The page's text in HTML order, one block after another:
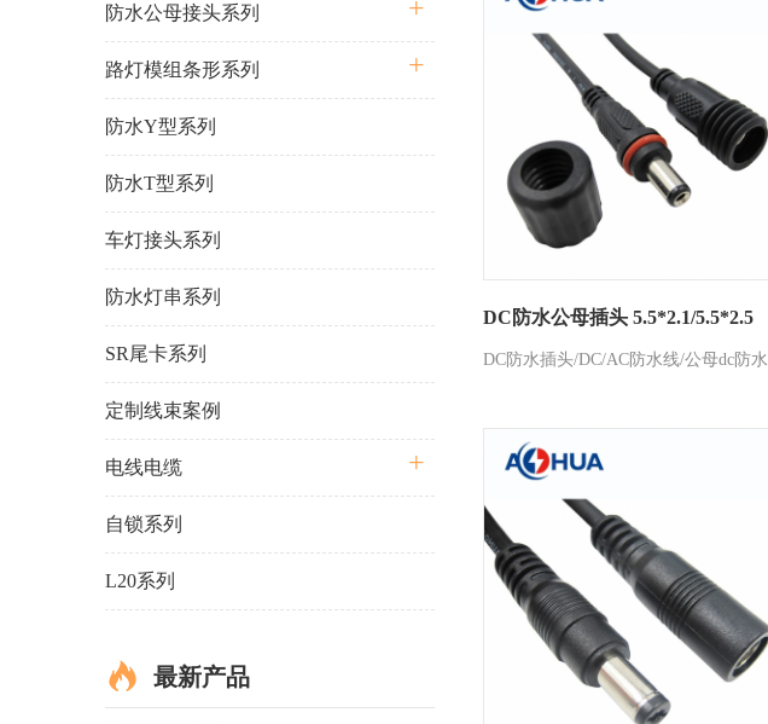
DC防水公母插头 5.5*2.1/5.5*2.5
DC防水插头/DC/AC防水线/公母dc防水
防水公母接头系列
路灯模组条形系列
防水Y型系列
防水T型系列
车灯接头系列
防水灯串系列
SR尾卡系列
定制线束案例
电线电缆
自锁系列
L20系列
最新产品